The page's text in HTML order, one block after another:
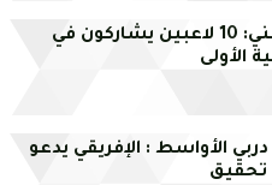
المنتخب الوطني: 10 لاعبين يشاركون في
الأولى
الأواسط : الإفريقي يدعو
تحقيق